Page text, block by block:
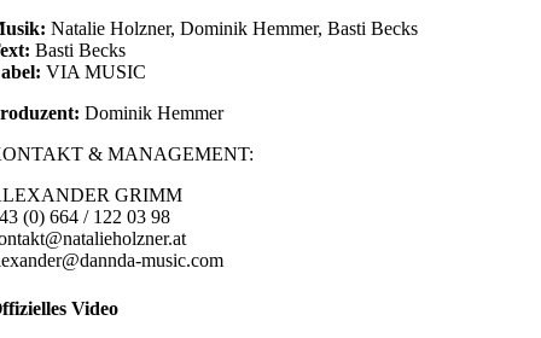
Natalie Holzner, Dominik Hemmer, Basti Becks
Basti Becks
VIA MUSIC
Dominik Hemmer
& MANAGEMENT:
GRIMM
(0) 664 / 122 03 98
music.com
Video